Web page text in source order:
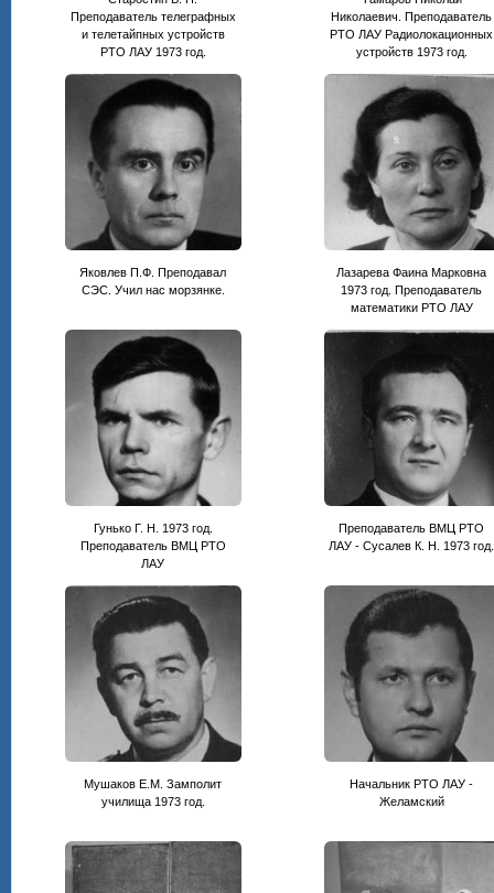
Преподаватель телеграфных
и телетайпных устройств
РТО ЛАУ 1973 год.
Николаевич. Преподаватель
РТО ЛАУ Радиолокационных
устройств 1973 год.
Яковлев П.Ф. Преподавал
СЭС. Учил нас морзянке.
Лазарева Фаина Марковна
1973 год. Преподаватель
математики РТО ЛАУ
Гунько Г. Н. 1973 год.
Преподаватель ВМЦ РТО
ЛАУ
Преподаватель ВМЦ РТО
ЛАУ - Сусалев К. Н. 1973 год.
Мушаков Е.М. Замполит
училища 1973 год.
Начальник РТО ЛАУ -
Желамский